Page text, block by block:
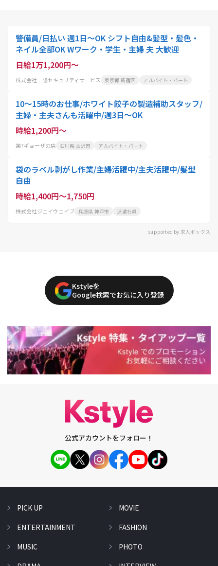
警備員/日払い 週1日～OK シフト自由&髪型・髪色・
ネイル全部OK Wワーク・学生・主婦 夫 大歓迎
日給1万1,200円～
株式会社一陽セキュリティサービス 東京都 新宿区 アルバイト・パート
10～15時のお仕事/ホワイト餃子の製造補助スタッフ/
主婦・主夫さんも活躍中/週3日～OK
時給1,200円～
第7ギョーザの店 石川県 金沢市 アルバイト・パート
袋のラベル剥がし作業/主婦活躍中/主夫活躍中/髪型
自由
時給1,400円～1,750円
株式会社ジェイウェイブ 兵庫県 神戸市 派遣社員
supported by 求人ボックス
Kstyleを
Google検索でお気に入り登録
公式アカウントをフォロー！
PICK UP
ENTERTAINMENT
MUSIC
MOVIE
FASHION
PHOTO